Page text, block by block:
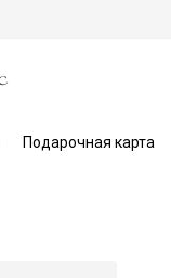
Подарочная карта